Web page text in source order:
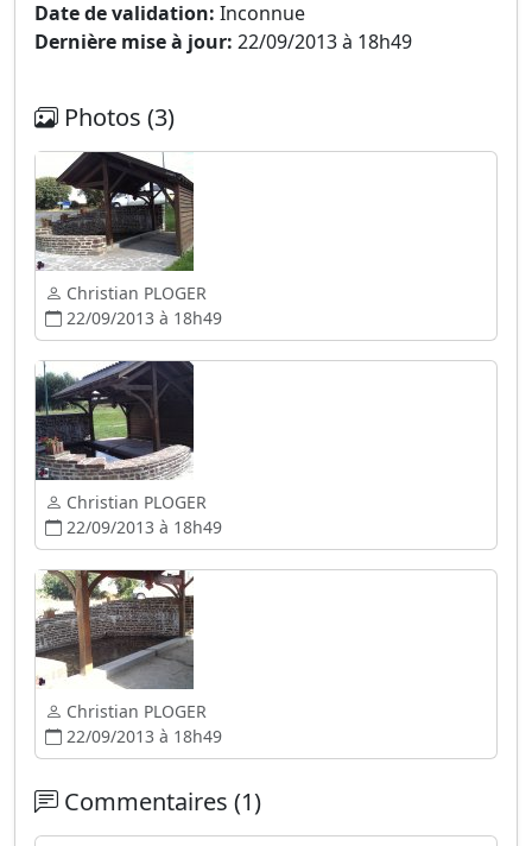
Date de validation: Inconnue
Dernière mise à jour: 22/09/2013 à 18h49
Photos (3)
Christian PLOGER
22/09/2013 à 18h49
Christian PLOGER
22/09/2013 à 18h49
Christian PLOGER
22/09/2013 à 18h49
Commentaires (1)